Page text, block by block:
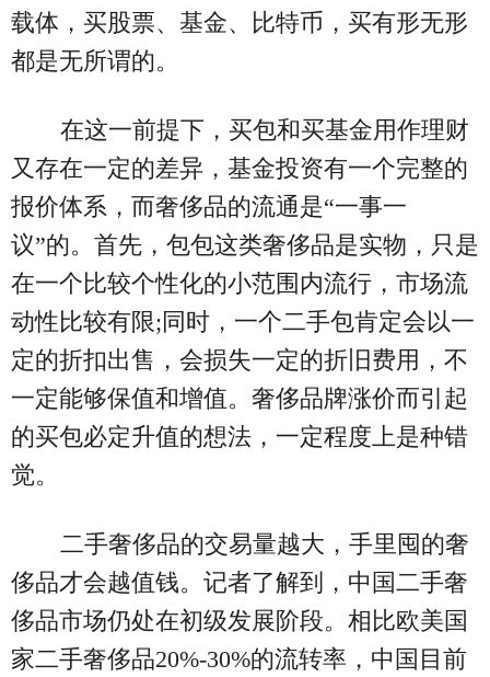
载体，买股票、基金、比特币，买有形无形
都是无所谓的。
在这一前提下，买包和买基金用作理财
又存在一定的差异，基金投资有一个完整的
报价体系，而奢侈品的流通是“一事一
议”的。首先，包包这类奢侈品是实物，只是
在一个比较个性化的小范围内流行，市场流
动性比较有限;同时，一个二手包肯定会以一
定的折扣出售，会损失一定的折旧费用，不
一定能够保值和增值。奢侈品牌涨价而引起
的买包必定升值的想法，一定程度上是种错
觉。
二手奢侈品的交易量越大，手里囤的奢
侈品才会越值钱。记者了解到，中国二手奢
侈品市场仍处在初级发展阶段。相比欧美国
家二手奢侈品20%-30%的流转率，中国目前